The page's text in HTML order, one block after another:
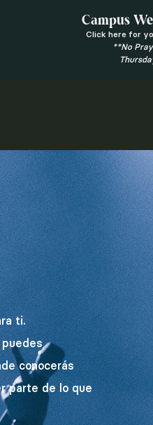
Campus
Click here for
**No
ti.
conocerás
parte de lo que